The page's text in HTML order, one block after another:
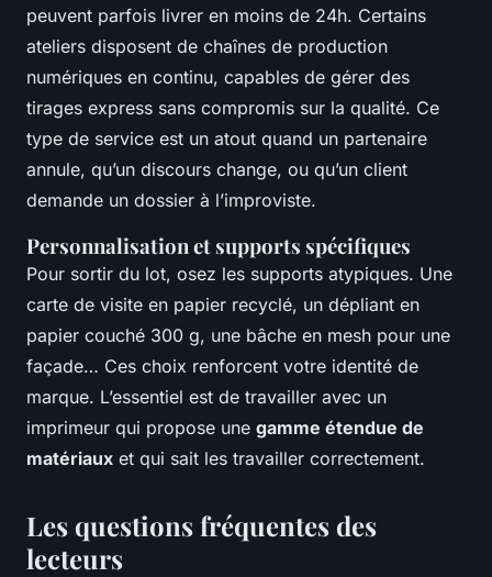
peuvent parfois livrer en moins de 24h. Certains
ateliers disposent de chaînes de production
numériques en continu, capables de gérer des
tirages express sans compromis sur la qualité. Ce
type de service est un atout quand un partenaire
annule, qu’un discours change, ou qu’un client
demande un dossier à l’improviste.
Personnalisation et supports spécifiques
Pour sortir du lot, osez les supports atypiques. Une
carte de visite en papier recyclé, un dépliant en
papier couché 300 g, une bâche en mesh pour une
façade… Ces choix renforcent votre identité de
marque. L’essentiel est de travailler avec un
imprimeur qui propose une gamme étendue de
matériaux et qui sait les travailler correctement.
Les questions fréquentes des
lecteurs